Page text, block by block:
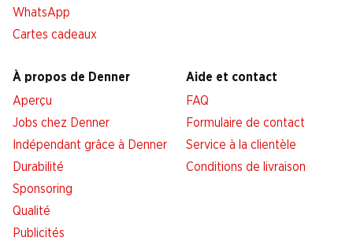
WhatsApp
Cartes cadeaux
À propos de Denner
Aperçu
Jobs chez Denner
Indépendant grâce à Denner
Durabilité
Sponsoring
Qualité
Publicités
Aide et contact
FAQ
Formulaire de contact
Service à la clientèle
Conditions de livraison